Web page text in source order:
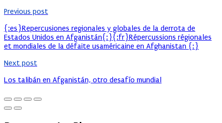
Previous post
{:es}Repercusiones regionales y globales de la derrota de
Estados Unidos en Afganistán{:}{:fr}Répercussions régionales
et mondiales de la défaite usaméricaine en Afghanistan {:}
Next post
Los talibán en Afganistán, otro desafío mundial